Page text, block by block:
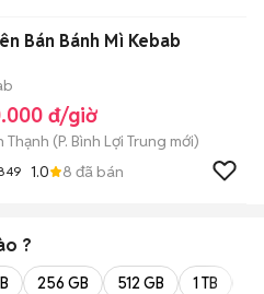
Bán Bánh Mì Kebab
đ/giờ
Thạnh (P. Bình Lợi Trung mới)
1.0 8 đã bán
?
256 GB 512 GB 1 TB